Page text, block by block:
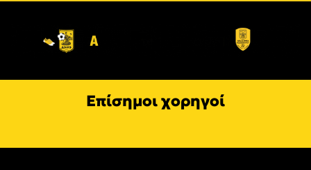
Επίσημοι χορηγοί